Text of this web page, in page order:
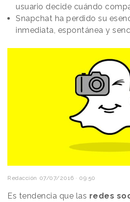
usuario decide cuándo
Snapchat ha perdido su
inmediata, espontánea y
Redacción 07/07/2016 · 09:50
Es tendencia que las redes